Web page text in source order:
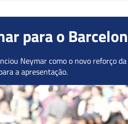
para o
Neymar como o novo reforço
a apresentação.